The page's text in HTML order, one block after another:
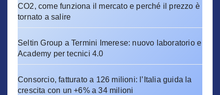
CO2, come funziona il mercato e perché il prezzo è
tornato a salire
Seltin Group a Termini Imerese: nuovo laboratorio e
Academy per tecnici 4.0
Consorcio, fatturato a 126 milioni: l’Italia guida la
crescita con un +6% a 34 milioni